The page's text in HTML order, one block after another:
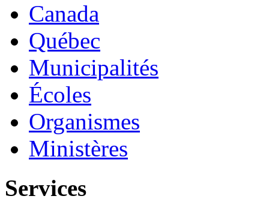
Canada
Québec
Municipalités
Écoles
Organismes
Ministères
Services